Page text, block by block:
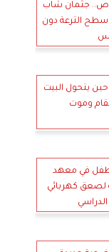
جثمان شاب
الترعة دون
حين يتحول البيت
وموت
في معهد
لصعق كهربائي
الدراسي